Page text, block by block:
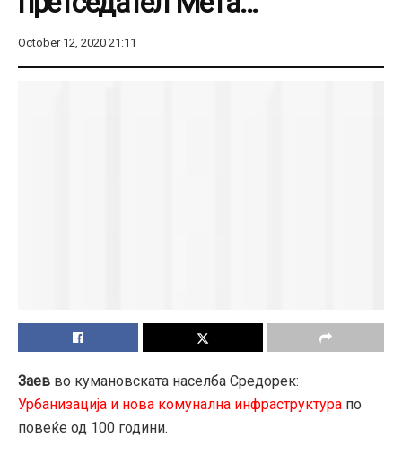
October 12, 2020 21:11
Заев во кумановската населба Средорек:
Урбанизација и нова комунална инфраструктура по
повеќе од 100 години.